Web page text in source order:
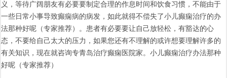
义，等待广阔朋友有必要要制定合理的作息时间和饮食习惯，不能由于
一些日常小事导致癫痫病的病发，如此就得不偿失了小儿癫痫治疗的办
法那种好呢（专家推荐）。患者有必要要让自己放轻松，有豁达的心
态，不要给自己太大的压力，如果您还有不理解的或许想要理解许多的
有关知识，现在就咨询专青岛治疗癫痫医院家。小儿癫痫治疗办法那种
好呢（专家推荐）